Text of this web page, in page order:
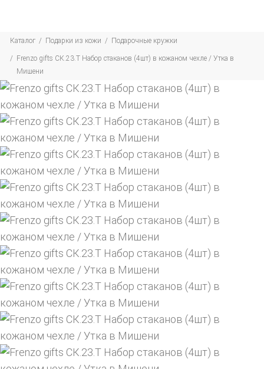
Каталог Подарки из кожи Подарочные кружки
Frenzo gifts СК.23.Т Набор стаканов (4шт) в кожаном чехле / Утка в
Мишени